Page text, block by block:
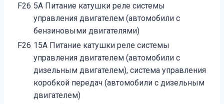
F26 5А Питание катушки реле системы
управления двигателем (автомобили с
бензиновыми двигателями)
F26 15А Питание катушки реле системы
управления двигателем (автомобили с
дизельным двигателем), система управления
коробкой передач (автомобили с дизельным
двигателем)